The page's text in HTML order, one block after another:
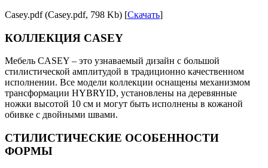
Casey.pdf (Casey.pdf, 798 Kb) [Скачать]
КОЛЛЕКЦИЯ CASEY
Мебель CASEY – это узнаваемый дизайн с большой
стилистической амплитудой в традиционно качественном
исполнении. Все модели коллекции оснащены механизмом
трансформации HYBRYID, установлены на деревянные
ножки высотой 10 см и могут быть исполнены в кожаной
обивке с двойными швами.
СТИЛИСТИЧЕСКИЕ ОСОБЕННОСТИ
ФОРМЫ